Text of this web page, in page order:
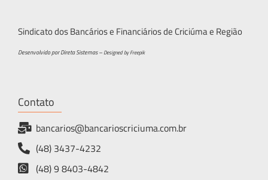
Sindicato dos Bancários e Financiários de Criciúma e Região
Desenvolvido por Direta Sistemas –Designed by Freepik
Contato
bancarios@bancarioscriciuma.com.br
(48) 3437-4232
(48) 9 8403-4842